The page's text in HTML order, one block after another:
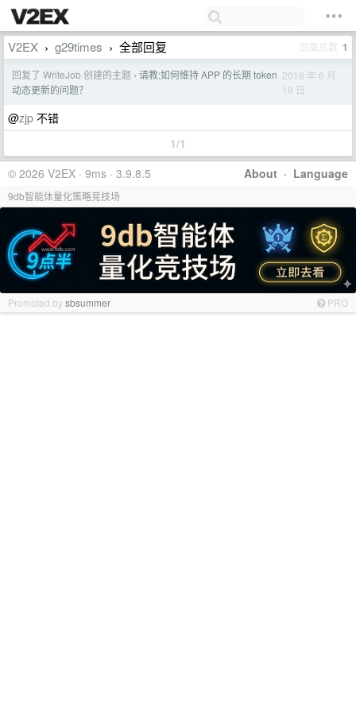
V2EX › g29times › 全部回复 回复总数 1
回复了 WriteJob 创建的主题 › 请教:如何维持 APP 的长期 token
动态更新的问题？
2018 年 6 月
19 日
@zjp 不错
1/1
About · Language
© 2026 V2EX · 9ms · 3.9.8.5
9db智能体量化策略竞技场
Promoted bysbsummer PRO